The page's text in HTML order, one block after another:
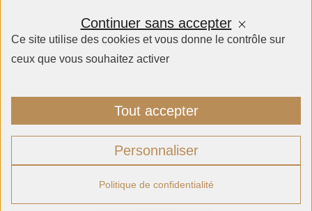
Ce site utilise des cookies et vous donne le contrôle sur
ceux que vous souhaitez activer
Tout accepter
Continuer sans accepter
Personnaliser
Politique de confidentialité